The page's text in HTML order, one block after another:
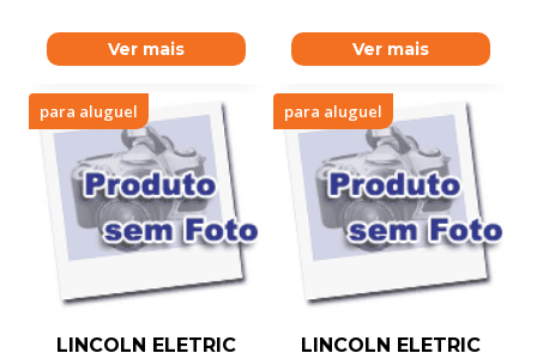
Ver mais Ver mais
para aluguel
LINCOLN ELETRIC
para aluguel
LINCOLN ELETRIC